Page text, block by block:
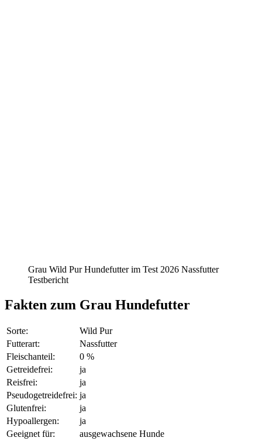
Grau Wild Pur Hundefutter im Test 2026 Nassfutter
Testbericht
Fakten zum Grau Hundefutter
Sorte:
Wild Pur
Futterart:
Nassfutter
Fleischanteil:
0 %
Getreidefrei:
ja
Reisfrei:
ja
Pseudogetreidefrei: ja
Glutenfrei:
ja
Hypoallergen:
ja
Geeignet für:
ausgewachsene Hunde